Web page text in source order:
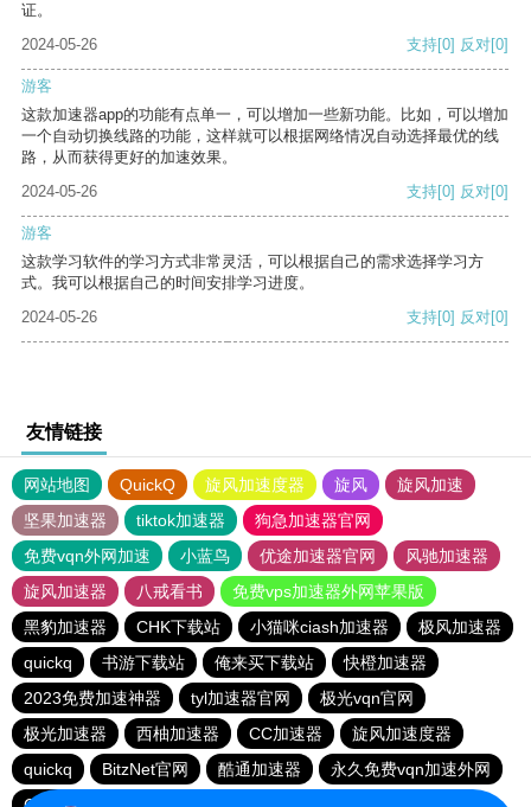
证。
2024-05-26
支持[0] 反对[0]
游客
这款加速器app的功能有点单一，可以增加一些新功能。比如，可以增加
一个自动切换线路的功能，这样就可以根据网络情况自动选择最优的线
路，从而获得更好的加速效果。
2024-05-26
支持[0] 反对[0]
游客
这款学习软件的学习方式非常灵活，可以根据自己的需求选择学习方
式。我可以根据自己的时间安排学习进度。
2024-05-26
支持[0] 反对[0]
友情链接
网站地图 QuickQ 旋风加速度器 旋风
旋风加速
坚果加速器
tiktok加速器
狗急加速器官网
免费vqn外网加速
小蓝鸟 优途加速器官网
风驰加速器
旋风加速器
八戒看书
免费vps加速器外网苹果版
黑豹加速器
CHK下载站 小猫咪ciash加速器
极风加速器
quickq
书游下载站 俺来买下载站
快橙加速器
2023免费加速神器
tyl加速器官网
极光vqn官网
极光加速器
西柚加速器 CC加速器
旋风加速度器
quickq
BitzNet官网 酷通加速器
永久免费vqn加速外网